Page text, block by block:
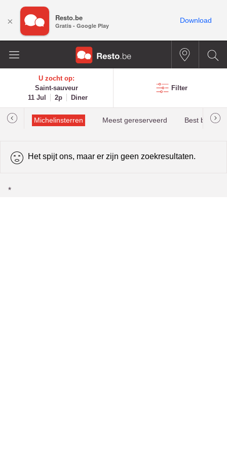
U zocht op:
Saint-sauveur
11 Jul
2p Diner
Filter
Michelinsterren Meest gereserveerd Best
Het spijt ons, maar er zijn geen zoekresultaten.
*
× Resto.be
Gratis - Google Play
Download